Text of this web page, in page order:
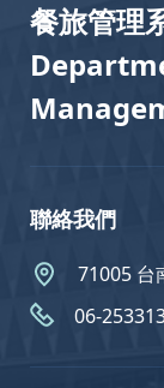
餐旅管理
聯絡我們
71005 台
06-